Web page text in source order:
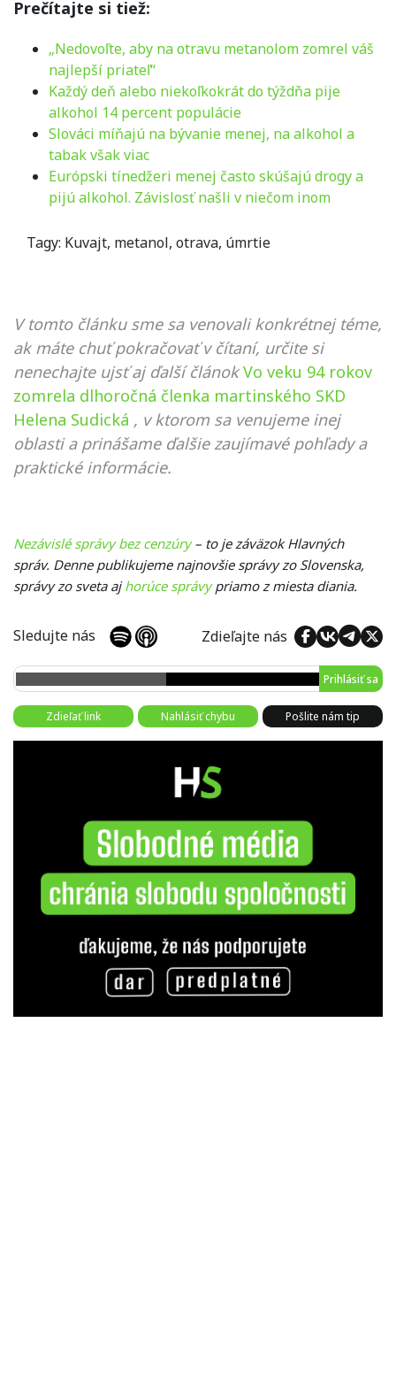
Prečítajte si tiež:
„Nedovoľte, aby na otravu metanolom zomrel váš
najlepší priateľ“
Každý deň alebo niekoľkokrát do týždňa pije
alkohol 14 percent populácie
Slováci míňajú na bývanie menej, na alkohol a
tabak však viac
Európski tínedžeri menej často skúšajú drogy a
pijú alkohol. Závislosť našli v niečom inom
Tagy: Kuvajt, metanol, otrava, úmrtie
V tomto článku sme sa venovali konkrétnej téme,
ak máte chuť pokračovať v čítaní, určite si
nenechajte ujsť aj ďalší článok Vo veku 94 rokov
zomrela dlhoročná členka martinského SKD
Helena Sudická , v ktorom sa venujeme inej
oblasti a prinášame ďalšie zaujímavé pohľady a
praktické informácie.
Nezávislé správy bez cenzúry– to je záväzok Hlavných
správ. Denne publikujeme najnovšie správy zo Slovenska,
správy zo sveta ajhorúce správypriamo z miesta diania.
Sledujte nás Zdieľajte nás
Prihlásiť sa
Zdieľať link Nahlásiť chybu Pošlite nám tip